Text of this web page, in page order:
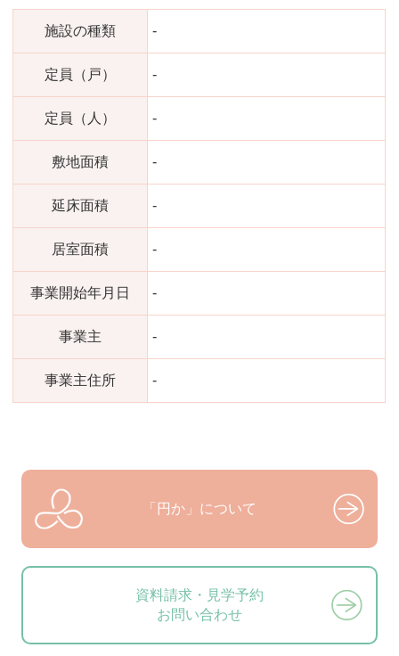
施設の種類 -
定員（戸） -
定員（人） -
敷地面積 -
延床面積 -
居室面積 -
事業開始年月日 -
事業主 -
事業主住所 -
「円か」について
資料請求・見学予約
お問い合わせ